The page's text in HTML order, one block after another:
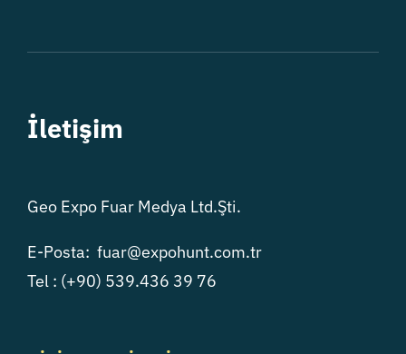
İletişim
Geo Expo Fuar Medya Ltd.Şti.
E-Posta: fuar@expohunt.com.tr
Tel : (+90) 539.436 39 76